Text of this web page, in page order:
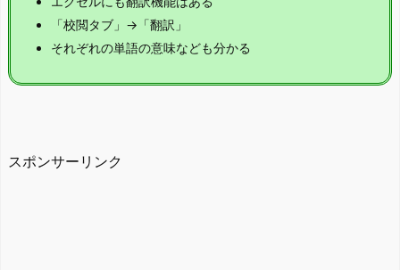
「校閲タブ」→「翻訳」
それぞれの単語の意味なども分かる
スポンサーリンク